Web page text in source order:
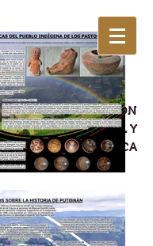
DE LA EDUCACIÓN
CULTURAL Y
ECOTURÍSTICA